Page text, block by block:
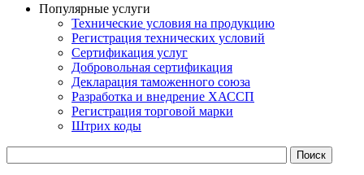
Популярные услуги
Технические условия на продукцию
Регистрация технических условий
Сертификация услуг
Добровольная сертификация
Декларация таможенного союза
Разработка и внедрение ХАССП
Регистрация торговой марки
Штрих коды